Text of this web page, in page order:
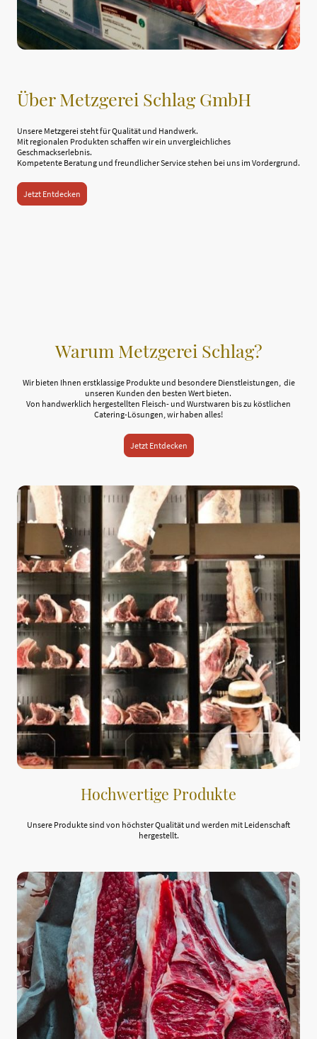
Über Metzgerei Schlag GmbH
Unsere Metzgerei steht für Qualität und Handwerk.
Mit regionalen Produkten schaffen wir ein unvergleichliches
Geschmackserlebnis.
Kompetente Beratung und freundlicher Service stehen bei uns im Vordergrund.
Jetzt Entdecken
Warum Metzgerei Schlag?
Wir bieten Ihnen erstklassige Produkte und besondere Dienstleistungen, die
unseren Kunden den besten Wert bieten.
Von handwerklich hergestellten Fleisch- und Wurstwaren bis zu köstlichen
Catering-Lösungen, wir haben alles!
Jetzt Entdecken
Hochwertige Produkte
Unsere Produkte sind von höchster Qualität und werden mit Leidenschaft
hergestellt.